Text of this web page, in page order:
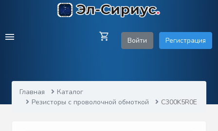
Войти Регистрация
Главная
Каталог
Резисторы с проволочной обмоткой
C300K5R0E